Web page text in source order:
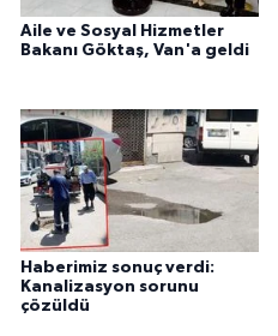
Aile ve Sosyal Hizmetler
Bakanı Göktaş, Van'a geldi
Haberimiz sonuç verdi:
Kanalizasyon sorunu
çözüldü